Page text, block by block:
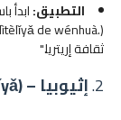
التطبيق:
ثقافة إريتريا."
2. إثيوبيا – 埃塞俄比亚 (Āisāi'ébǐyǎ)